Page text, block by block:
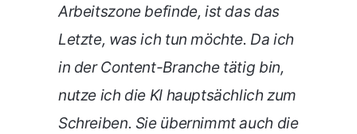
Arbeitszone befinde, ist das das
Letzte, was ich tun möchte.Da ich
in der Content-Branche tätig bin,
nutze ich die KI hauptsächlich zum
Schreiben. Sie übernimmt auch die